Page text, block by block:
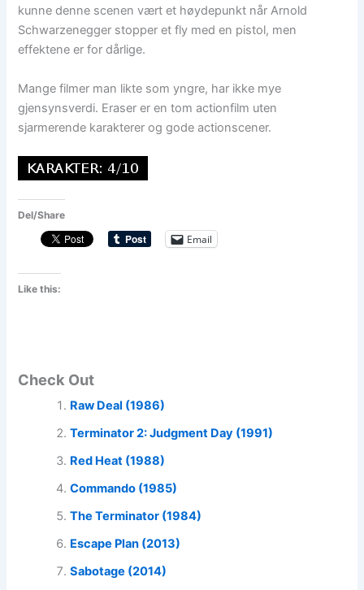
kunne denne scenen vært et høydepunkt når Arnold
Schwarzenegger stopper et fly med en pistol, men
effektene er for dårlige.
Mange filmer man likte som yngre, har ikke mye
gjensynsverdi. Eraser er en tom actionfilm uten
sjarmerende karakterer og gode actionscener.
Del/Share
Email
Like this:
Check Out
Raw Deal (1986)
Terminator 2: Judgment Day (1991)
Red Heat (1988)
Commando (1985)
The Terminator (1984)
Escape Plan (2013)
Sabotage (2014)